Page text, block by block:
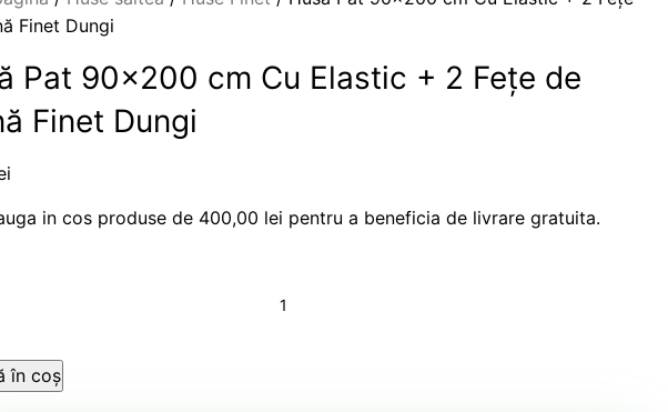
Finet Dungi
Pat 90×200 cm Cu Elastic + 2 Fețe de
Finet Dungi
in cos produse de 400,00 lei pentru a beneficia de livrare gratuita.
în coș